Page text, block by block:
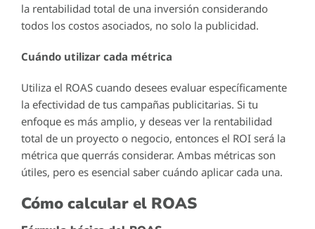
la rentabilidad total de una inversión considerando
todos los costos asociados, no solo la publicidad.
Cuándo utilizar cada métrica
Utiliza el ROAS cuando desees evaluar específicamente
la efectividad de tus campañas publicitarias. Si tu
enfoque es más amplio, y deseas ver la rentabilidad
total de un proyecto o negocio, entonces el ROI será la
métrica que querrás considerar. Ambas métricas son
útiles, pero es esencial saber cuándo aplicar cada una.
Cómo calcular el ROAS